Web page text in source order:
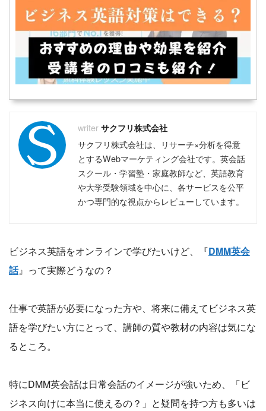
サクフリ株式会社
サクフリ株式会社は、リサーチ×分析を得意
とするWebマーケティング会社です。英会話
スクール・学習塾・家庭教師など、英語教育
や大学受験領域を中心に、各サービスを公平
かつ専門的な視点からレビューしています。
ビジネス英語をオンラインで学びたいけど、『DMM英会
話』って実際どうなの？
仕事で英語が必要になった方や、将来に備えてビジネス英
語を学びたい方にとって、講師の質や教材の内容は気にな
るところ。
特にDMM英会話は日常会話のイメージが強いため、「ビ
ジネス向けに本当に使えるの？」と疑問を持つ方も多いは